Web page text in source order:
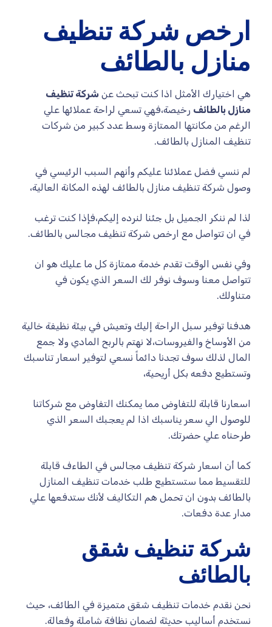
ارخص شركة تنظيف
منازل بالطائف
هي اختيارك الأمثل اذا كنت تبحث عن شركة تنظيف
منازل بالطائف رخيصة،فهي تسعي لراحة عملائها علي
الرغم من مكانتها الممتازة وسط عدد كبير من شركات
تنظيف المنازل بالطائف.
لم ننسي فضل عملائنا عليكم وأنهم السبب الرئيسي في
وصول شركة تنظيف منازل بالطائف لهذه المكانة العالية،
لذا لم ننكر الجميل بل جئنا لنرده إليكم،فإذا كنت ترغب
في ان تتواصل مع ارخص شركة تنظيف مجالس بالطائف.
وفي نفس الوقت تقدم خدمة ممتازة كل ما عليك هو ان
تتواصل معنا وسوف نوفر لك السعر الذي يكون في
متناولك.
هدفنا توفير سبل الراحة إليك وتعيش في بيئة نظيفة خالية
من الأوساخ والفيروسات،لا نهتم بالربح المادي ولا جمع
المال لذلك سوف تجدنا دائماً نسعي لتوفير اسعار تناسبك
وتستطيع دفعه بكل أريحية،
اسعارنا قابلة للتفاوض مما يمكنك التفاوض مع شركاتنا
للوصول الي سعر يناسبك اذا لم يعجبك السعر الذي
طرحناه علي حضرتك.
كما أن اسعار شركة تنظيف مجالس في الطاءف قابلة
للتقسيط مما ستستطيع طلب خدمات تنظيف المنازل
بالطائف بدون ان تحمل هم التكاليف لأنك ستدفعها علي
مدار عدة دفعات.
شركة تنظيف شقق
بالطائف
نحن نقدم خدمات تنظيف شقق متميزة في الطائف، حيث
نستخدم أساليب حديثة لضمان نظافة شاملة وفعالة.